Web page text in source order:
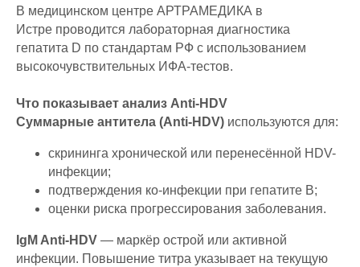
В медицинском центре АРТРАМЕДИКА в
Истре проводится лабораторная диагностика
гепатита D по стандартам РФ с использованием
высокочувствительных ИФА-тестов.
Что показывает анализ Anti-HDV
Суммарные антитела (Anti-HDV) используются для:
скрининга хронической или перенесённой HDV-
инфекции;
подтверждения ко-инфекции при гепатите B;
оценки риска прогрессирования заболевания.
IgM Anti-HDV — маркёр острой или активной
инфекции. Повышение титра указывает на текущую